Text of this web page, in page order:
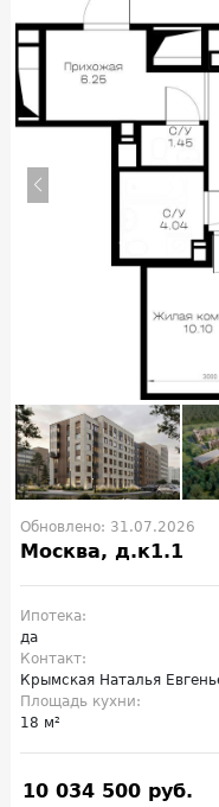
Обновлено: 31.07.2026
Москва, д.к1.1
Ипотека:
да
Контакт:
Крымская Наталья
Площадь кухни:
18 м²
10 034 500 руб.